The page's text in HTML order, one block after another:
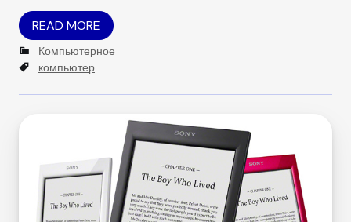
READ MORE
C
a
e
s
Компьютерное
T
g
компьютер